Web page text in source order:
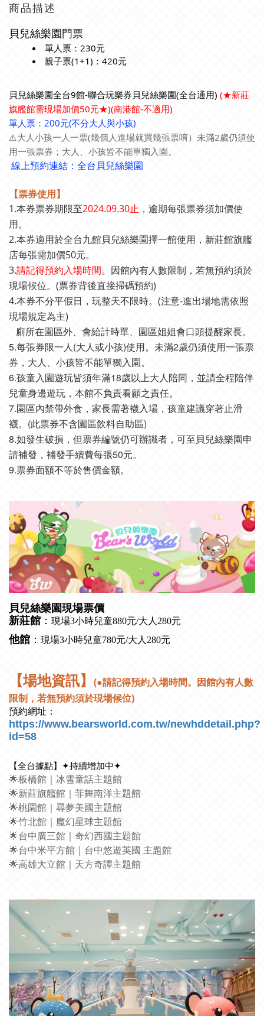
商品描述
貝兒絲樂園門票
單人票：230元
親子票(1+1) ：420元
貝兒絲樂園全台9館-聯合玩樂券 貝兒絲樂園(全台通用) (★新莊
旗艦館需現場加價50元★)(南港館-不適用)
單人票：200元(不分大人與小孩)
⚠️大人小孩一人一票(幾個人進場就買幾張票唷）未滿2歲仍須使
用一張票券；大人、小孩皆不能單獨入園。
線上預約連結：全台貝兒絲樂園
【票券使用】
1.本券票券期限至2024.09.30止 ，逾期每張票券須加價使
用。
2.本券適用於全台九館貝兒絲樂園擇一館使用，新莊館旗艦
店每張需加價50元。
3.請記得預約入場時間。因館內有人數限制，若無預約須於
現場候位。(票券背後直接掃碼預約)
4.本券不分平假日，玩整天不限時。(注意-進出場地需依照
現場規定為主)
廁所在園區外、會給計時單、園區姐姐會口頭提醒家長。
5.每張券限一人(大人或小孩)使用。未滿2歲仍須使用一張票
券，大人、小孩皆不能單獨入園。
6.孩童入園遊玩皆須年滿18歲以上大人陪同，並請全程陪伴
兒童身邊遊玩，本館不負責看顧之責任。
7.園區內禁帶外食，家長需著襪入場，孩童建議穿著止滑
襪。(此票券不含園區飲料自助區)
8.如發生破損，但票券編號仍可辦識者，可至貝兒絲樂園申
請補發，補發手續費每張50元。
9.票券面額不等於售價金額。
貝兒絲樂園現場票價
新莊館 ： 現場3小時兒童880元/大人280元
他館 ： 現場3小時兒童780元/大人280元
【場地資訊】 (●請記得預約入場時間。因館內有人數
限制，若無預約須於現場候位)
預約網址：
https://www.bearsworld.com.tw/newhddetail.php?
id=58
【全台據點】✦持續增加中✦
🌟板橋館｜冰雪童話主題館
🌟新莊旗艦館｜菲舞南洋主題館
🌟桃園館｜尋夢美國主題館
🌟竹北館｜魔幻星球主題館
🌟台中廣三館｜奇幻西國主題館
🌟台中米平方館｜台中悠遊英國 主題館
🌟高雄大立館｜天方奇譚主題館